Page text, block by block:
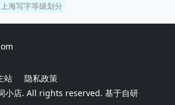
上海写字等级划分
站
隐私政策
小店. All rights reserved. 基于自研